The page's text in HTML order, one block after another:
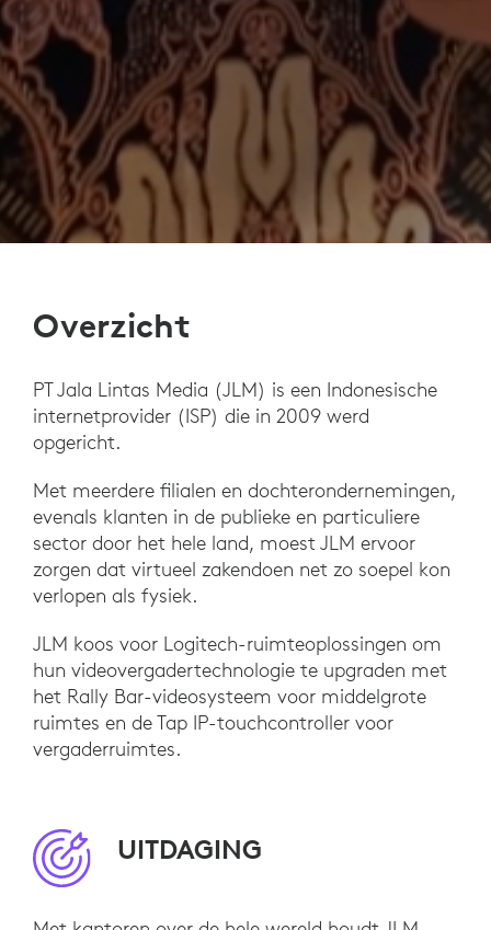
Overzicht
PT Jala Lintas Media (JLM) is een Indonesische
internetprovider (ISP) die in 2009 werd
opgericht.
Met meerdere filialen en dochterondernemingen,
evenals klanten in de publieke en particuliere
sector door het hele land, moest JLM ervoor
zorgen dat virtueel zakendoen net zo soepel kon
verlopen als fysiek.
JLM koos voor Logitech-ruimteoplossingen om
hun videovergadertechnologie te upgraden met
het Rally Bar-videosysteem voor middelgrote
ruimtes en de Tap IP-touchcontroller voor
vergaderruimtes.
UITDAGING